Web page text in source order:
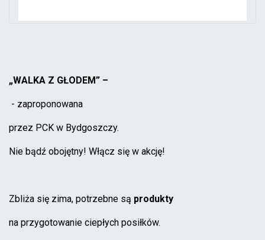
„WALKA Z GŁODEM” –
- zaproponowana
przez PCK w Bydgoszczy.
Nie bądź obojętny! Włącz się w akcję!
Zbliża się zima, potrzebne są produkty
na przygotowanie ciepłych posiłków.